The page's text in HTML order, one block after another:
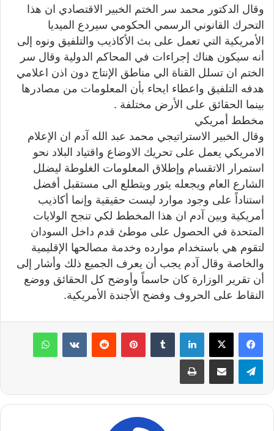
وقال الدكتور محمد سر الختم الخبير الاقتصادي ان هذا
التحرك القانوني الرسمي الحكومي سيردع الميديا
الأمريكية التي تعمل على بث الأكاذيب والتلفيق ونوه إلى
أنه سيكون هناك إجراءات في المحاكم الدولية وقال سر
الختم ان تسلل القناة الي مناطق الإنتاج دون اذن اعلامي
هدفه التلفيق واعطاء ايحاء بأن المعلومات من مصادرها
بينما الحقائق على الأرض مختلفة .
مخطط أمريكي
وقال الخبير الاستراتيجي محمد عبد الله آدم ان الإعلام
الامريكي يعمل على تحريك الاوضاع واقتياد البلاد نحو
استمرار الاتقسام وإطلاق المعلومات الغلوطة ليضلل
الشارع العام ويجعله يثور ويتطلع الى مستقبل أفضل
استناداً على وجود موارد ليست حقيقية وإنما أكاذيب
أمريكية وبين آدم ان هذا المخطط لكي تنجح الولايات
المتحدة في الحصول على موطئ قدم داخل السودان
لتقوم هي باستخدام موارده وخدمة مصالحها الإقليمية
والخاصة وقال آدم يجب أن يعرف الجميع ذلك وأشار إلى
أن تقرير الوزارة كان حاسماً وأوضح كل الحقائق ووضع
النقاط على الحروف وفضح الأجندة الأمريكية.
لينكدإن بينتيريست